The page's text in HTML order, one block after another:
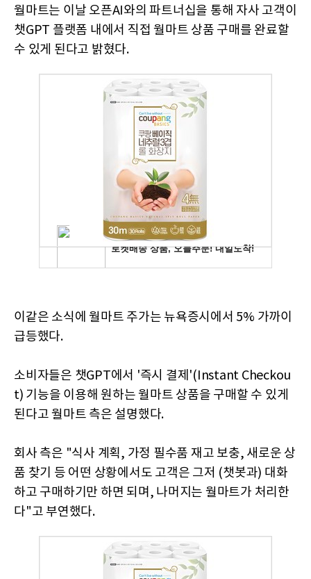
월마트는 이날 오픈AI와의 파트너십을 통해 자사 고객이
챗GPT 플랫폼 내에서 직접 월마트 상품 구매를 완료할
수 있게 된다고 밝혔다.
이같은 소식에 월마트 주가는 뉴욕증시에서 5% 가까이
급등했다.
소비자들은 챗GPT에서 '즉시 결제'(Instant Checkou
t) 기능을 이용해 원하는 월마트 상품을 구매할 수 있게
된다고 월마트 측은 설명했다.
회사 측은 "식사 계획, 가정 필수품 재고 보충, 새로운 상
품 찾기 등 어떤 상황에서도 고객은 그저 (챗봇과) 대화
하고 구매하기만 하면 되며, 나머지는 월마트가 처리한
다"고 부연했다.